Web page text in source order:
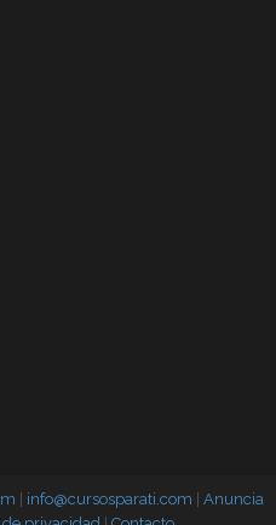
info@cursosparati.com
Anuncia